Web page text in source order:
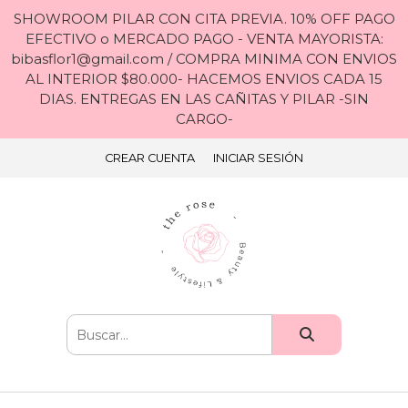
SHOWROOM PILAR CON CITA PREVIA. 10% OFF PAGO
EFECTIVO o MERCADO PAGO - VENTA MAYORISTA:
bibasflor1@gmail.com / COMPRA MINIMA CON ENVIOS
AL INTERIOR $80.000- HACEMOS ENVIOS CADA 15
DIAS. ENTREGAS EN LAS CAÑITAS Y PILAR -SIN
CARGO-
CREAR CUENTA INICIAR SESIÓN